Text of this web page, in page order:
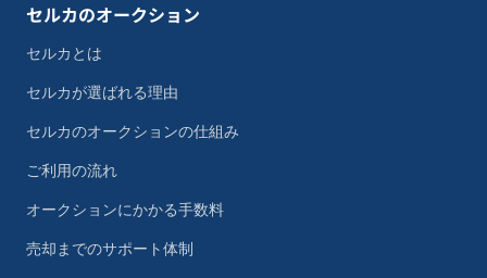
セルカのオークション
セルカとは
セルカが選ばれる理由
セルカのオークションの仕組み
ご利用の流れ
オークションにかかる手数料
売却までのサポート体制